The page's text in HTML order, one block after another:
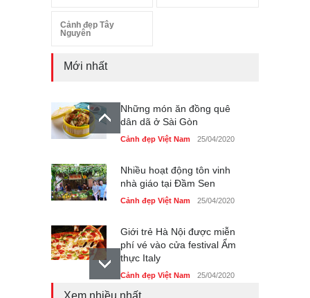
Cảnh đẹp Tây
Nguyên
Mới nhất
Những món ăn đồng quê
dân dã ở Sài Gòn
Cảnh đẹp Việt Nam 25/04/2020
Nhiều hoạt động tôn vinh
nhà giáo tại Đầm Sen
Cảnh đẹp Việt Nam 25/04/2020
Giới trẻ Hà Nội được miễn
phí vé vào cửa festival Ẩm
thực Italy
Cảnh đẹp Việt Nam 25/04/2020
Xem nhiều nhất